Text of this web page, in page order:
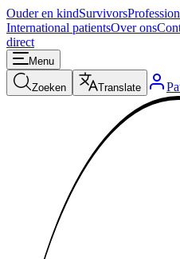
Ouder en kindSurvivors
International patientsOver ons
direct
Menu
Zoeken Translate